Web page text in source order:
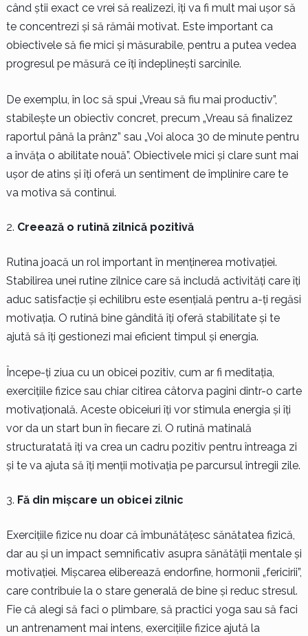
când știi exact ce vrei să realizezi, îți va fi mult mai ușor să
te concentrezi și să rămâi motivat. Este important ca
obiectivele să fie mici și măsurabile, pentru a putea vedea
progresul pe măsură ce îți îndeplinești sarcinile.
De exemplu, în loc să spui „Vreau să fiu mai productiv”,
stabilește un obiectiv concret, precum „Vreau să finalizez
raportul până la prânz” sau „Voi aloca 30 de minute pentru
a învăța o abilitate nouă”. Obiectivele mici și clare sunt mai
ușor de atins și îți oferă un sentiment de împlinire care te
va motiva să continui.
Creează o rutină zilnică pozitivă
Rutina joacă un rol important în menținerea motivației.
Stabilirea unei rutine zilnice care să includă activități care îți
aduc satisfacție și echilibru este esențială pentru a-ți regăsi
motivația. O rutină bine gândită îți oferă stabilitate și te
ajută să îți gestionezi mai eficient timpul și energia.
Începe-ți ziua cu un obicei pozitiv, cum ar fi meditația,
exercițiile fizice sau chiar citirea câtorva pagini dintr-o carte
motivațională. Aceste obiceiuri îți vor stimula energia și îți
vor da un start bun în fiecare zi. O rutină matinală
structuratată îți va crea un cadru pozitiv pentru întreaga zi
și te va ajuta să îți menții motivația pe parcursul întregii zile.
Fă din mișcare un obicei zilnic
Exercițiile fizice nu doar că îmbunătățesc sănătatea fizică,
dar au și un impact semnificativ asupra sănătății mentale și
motivației. Mișcarea eliberează endorfine, hormonii „fericirii”,
care contribuie la o stare generală de bine și reduc stresul.
Fie că alegi să faci o plimbare, să practici yoga sau să faci
un antrenament mai intens, exercițiile fizice ajută la